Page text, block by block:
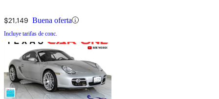
$21,149 Buena oferta
Incluye tarifas de conc.